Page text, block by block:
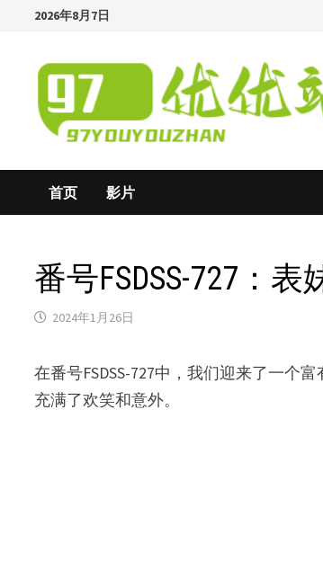
content
2026年8月7日
首页 影片
番号FSDSS-727：
2024年1月26日
在番号FSDSS-727中，我们迎来了一个
充满了欢笑和意外。